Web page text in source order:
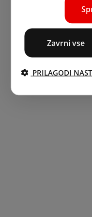
Zavrni vse
PRILAGODI